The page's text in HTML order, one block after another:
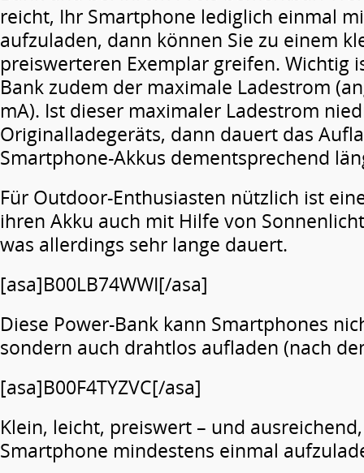
reicht, Ihr Smartphone lediglich einmal
aufzuladen, dann können Sie zu einem
preiswerteren Exemplar greifen. Wichtig
Bank zudem der maximale Ladestrom
mA). Ist dieser maximaler Ladestrom
Originalladegeräts, dann dauert das
Smartphone-Akkus dementsprechend
Für Outdoor-Enthusiasten nützlich ist
ihren Akku auch mit Hilfe von
was allerdings sehr lange dauert.
[asa]B00LB74WWI[/asa]
Diese Power-Bank kann Smartphones
sondern auch drahtlos aufladen (nach
[asa]B00F4TYZVC[/asa]
Klein, leicht, preiswert – und
Smartphone mindestens einmal